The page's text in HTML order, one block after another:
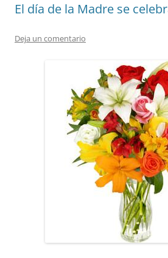
El día de la Madre se
Deja un comentario